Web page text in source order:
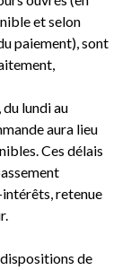
et selon
paiement), sont
lundi au
aura lieu
Ces délais
retenue
de